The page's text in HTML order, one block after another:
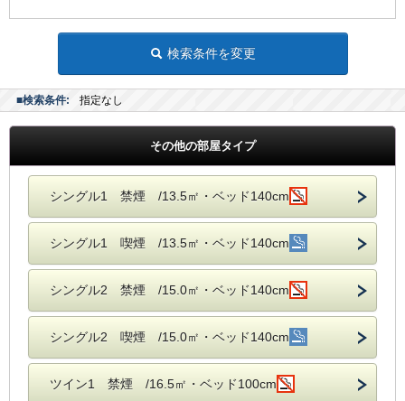
検索条件を変更
■検索条件: 指定なし
その他の部屋タイプ
シングル1 禁煙 /13.5㎡・ベッド140cm
シングル1 喫煙 /13.5㎡・ベッド140cm
シングル2 禁煙 /15.0㎡・ベッド140cm
シングル2 喫煙 /15.0㎡・ベッド140cm
ツイン1 禁煙 /16.5㎡・ベッド100cm